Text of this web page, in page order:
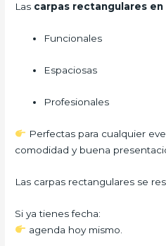
Las carpas rectangulares en
Funcionales
Espaciosas
Profesionales
Perfectas para cualquier
comodidad y buena
Las carpas rectangulares se
Si ya tienes fecha:
agenda hoy mismo.